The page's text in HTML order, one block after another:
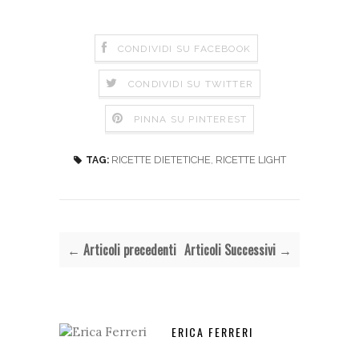
CONDIVIDI SU FACEBOOK
CONDIVIDI SU TWITTER
PINNA SU PINTEREST
TAG: RICETTE DIETETICHE RICETTE LIGHT
← Articoli precedenti Articoli Successivi →
ERICA FERRERI